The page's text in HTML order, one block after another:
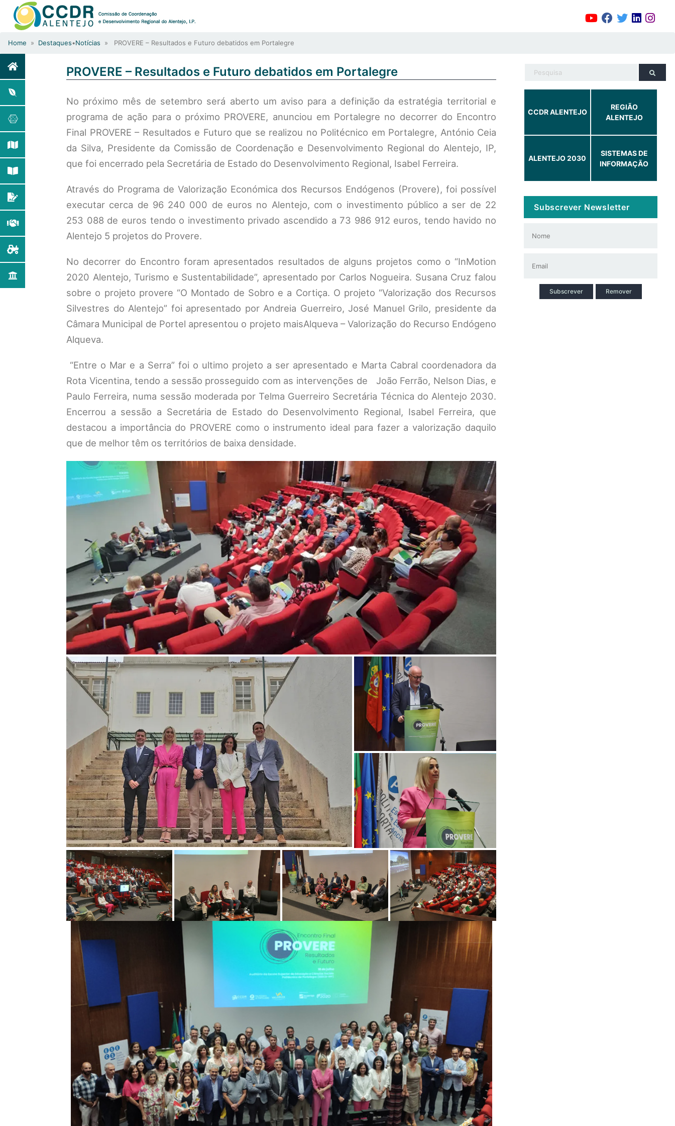
Home » Destaques•Notícias » PROVERE – Resultados e Futuro debatidos em Portalegre
PROVERE – Resultados e Futuro debatidos em Portalegre
No próximo mês de setembro será aberto um aviso para a definição da estratégia territorial e
programa de ação para o próximo PROVERE, anunciou em Portalegre no decorrer do Encontro
Final PROVERE – Resultados e Futuro que se realizou no Politécnico em Portalegre, António Ceia
da Silva, Presidente da Comissão de Coordenação e Desenvolvimento Regional do Alentejo, IP,
que foi encerrado pela Secretária de Estado do Desenvolvimento Regional, Isabel Ferreira.
Através do Programa de Valorização Económica dos Recursos Endógenos (Provere), foi possível
executar cerca de 96 240 000 de euros no Alentejo, com o investimento público a ser de 22
253 088 de euros tendo o investimento privado ascendido a 73 986 912 euros, tendo havido no
Alentejo 5 projetos do Provere.
No decorrer do Encontro foram apresentados resultados de alguns projetos como o “InMotion
2020 Alentejo, Turismo e Sustentabilidade”, apresentado por Carlos Nogueira. Susana Cruz falou
sobre o projeto provere “O Montado de Sobro e a Cortiça. O projeto “Valorização dos Recursos
Silvestres do Alentejo” foi apresentado por Andreia Guerreiro, José Manuel Grilo, presidente da
Câmara Municipal de Portel apresentou o projeto maisAlqueva – Valorização do Recurso Endógeno
Alqueva.
“Entre o Mar e a Serra” foi o ultimo projeto a ser apresentado e Marta Cabral coordenadora da
Rota Vicentina, tendo a sessão prosseguido com as intervenções de João Ferrão, Nelson Dias, e
Paulo Ferreira, numa sessão moderada por Telma Guerreiro Secretária Técnica do Alentejo 2030.
Encerrou a sessão a Secretária de Estado do Desenvolvimento Regional, Isabel Ferreira, que
destacou a importância do PROVERE como o instrumento ideal para fazer a valorização daquilo
que de melhor têm os territórios de baixa densidade.
CCDR ALENTEJO
REGIÃO
ALENTEJO
ALENTEJO 2030
SISTEMAS DE
INFORMAÇÃO
Subscrever Newsletter
Subscrever Remover